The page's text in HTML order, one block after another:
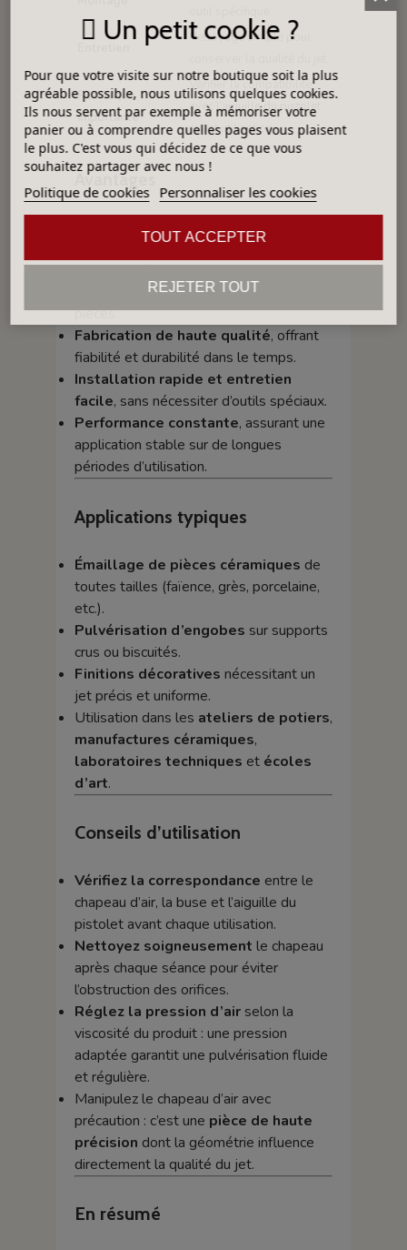
Nettoyage simple pour
Remarque
importante
Vérifier la compatibilité
avec l’aiguille du pistolet
avant utilisation
Avantages
Pulvérisation fine et régulière
pour les émaux et engobes fluides.
Rendu uniforme, garantissant une
couche homogène et esthétique sur les
pièces.
Fabrication de haute qualité, offrant
fiabilité et durabilité dans le temps.
Installation rapide et entretien
facile, sans nécessiter d’outils spéciaux.
Performance constante, assurant une
application stable sur de longues
périodes d’utilisation.
Applications typiques
Émaillage de pièces céramiques de
toutes tailles (faïence, grès, porcelaine,
etc.).
Pulvérisation d’engobes sur supports
crus ou biscuités.
Finitions décoratives nécessitant un
jet précis et uniforme.
Utilisation dans les ateliers de potiers,
manufactures céramiques,
laboratoires techniques et écoles
d’art.
Conseils d’utilisation
Vérifiez la correspondance entre le
chapeau d’air, la buse et l’aiguille du
pistolet avant chaque utilisation.
Nettoyez soigneusement le chapeau
après chaque séance pour éviter
l’obstruction des orifices.
Réglez la pression d’airselon la
viscosité du produit : une pression
adaptée garantit une pulvérisation fluide
et régulière.
Manipulez le chapeau d’air avec
précaution : c’est une pièce de haute
précision dont la géométrie influence
directement la qualité du jet.
En résumé
Un petit cookie ?
Pour que votre visite sur notre boutique soit la plus
agréable possible, nous utilisons quelques cookies.
Ils nous servent par exemple à mémoriser votre
panier ou à comprendre quelles pages vous plaisent
le plus. C'est vous qui décidez de ce que vous
souhaitez partager avec nous !
Politique de cookies Personnaliser les cookies
REJETER TOUT
TOUT ACCEPTER